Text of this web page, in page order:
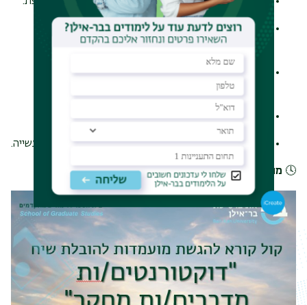
ראיון בל"מ – בחינת ההתאמה והרקע המחקרי של
המועמד/ת.
בניית מערך הפעילות – תכנון נושאי המפגשים והמבנה
אישור התכנית – קבלת אישור מבל"מ.
משוב מסכם – הערכה ורפלקציה על תהליך הלמידה והעשייה.
🕓 מועד אחרון להגשה:30/11/2025